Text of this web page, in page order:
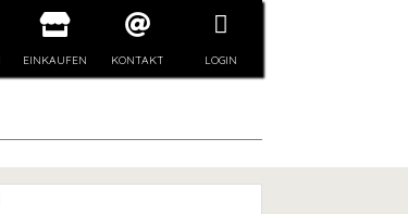
EINKAUFEN KONTAKT LOGIN